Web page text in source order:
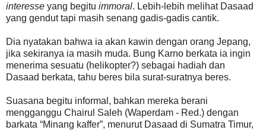
interesse yang begitu immoral. Lebih-lebih melihat Dasaad
yang gendut tapi masih senang gadis-gadis cantik.
Dia nyatakan bahwa ia akan kawin dengan orang Jepang,
jika sekiranya ia masih muda. Bung Karno berkata ia ingin
menerima sesuatu (helikopter?) sebagai hadiah dan
Dasaad berkata, tahu beres bila surat-suratnya beres.
Suasana begitu informal, bahkan mereka berani
mengganggu Chairul Saleh (Waperdam - Red.) dengan
barkata “Minang kaffer”, menurut Dasaad di Sumatra Timur,